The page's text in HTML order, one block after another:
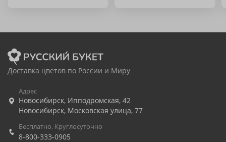
Доставка цветов по России и Миру
Адрес
Новосибирск, Ипподромская, 42
Новосибирск, Московская улица, 77
Бесплатно. Круглосуточно
8-800-333-0905